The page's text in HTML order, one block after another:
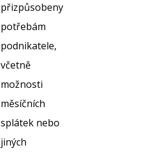
přizpůsobeny
potřebám
podnikatele,
včetně
možnosti
měsíčních
splátek nebo
jiných